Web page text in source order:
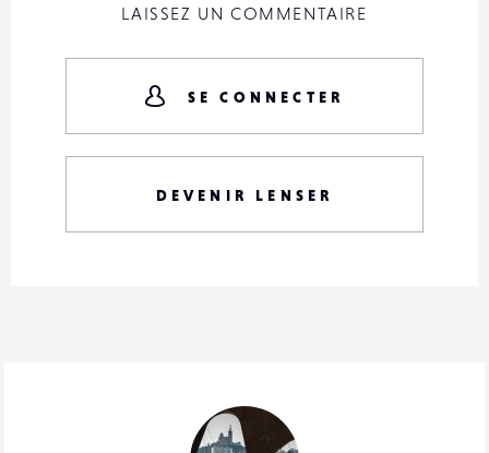
LAISSEZ UN COMMENTAIRE
SE CONNECTER
DEVENIR LENSER